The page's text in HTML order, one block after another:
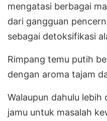
mengatasi berbagai
dari gangguan
sebagai detoksifikasi
Rimpang temu putih
dengan aroma tajam
Walaupun dahulu lebih
jamu untuk masalah